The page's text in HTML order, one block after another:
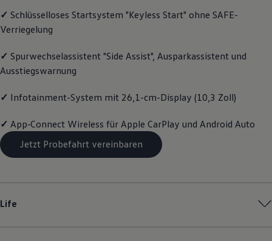
Motorenöl und Flüssigkeiten
Räder und Reifen
Volkswagen Teile
Modellspezifisches Zubehör
Transport
Individualisieren
Wallbox und Ladekabel
Digitale Extras
Dienste für Ihr Modell finden
✓ Schlüsselloses Startsystem "Keyless Start" ohne SAFE-
Verriegelung
✓ Spurwechselassistent "Side Assist", Ausparkassistent und
Ausstiegswarnung
✓ Infotainment-System mit 26,1-cm-Display (10,3 Zoll)
✓ App‑Connect Wireless für Apple CarPlay und Android Auto
Jetzt Probefahrt vereinbaren
Life